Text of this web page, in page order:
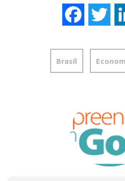
Facebook
Brasil